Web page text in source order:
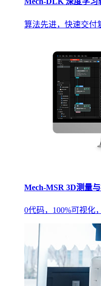
算法先进，快速交付
Mech-MSR 3D测量
0代码，100%可视化